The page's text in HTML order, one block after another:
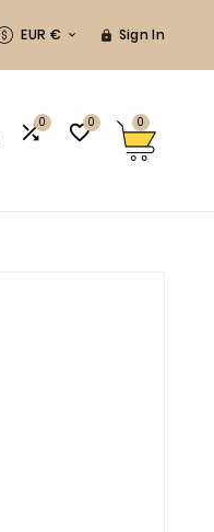
EUR €   Sign In
0 0 0